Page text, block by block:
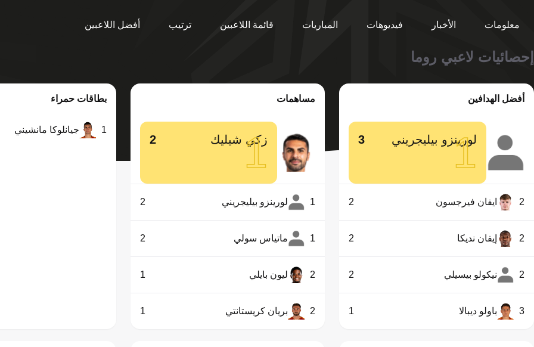
معلومات الأخبار فيديوهات المباريات قائمة اللاعبين ترتيب أفضل اللاعبين
إحصائيات لاعبي روما
أفضل الهدافين
1
لورينزو بيليجريني 3
2 ايفان فيرجسون 2
2 إيفان نديكا 2
2 نيكولو بيسيلي 2
3 باولو ديبالا 1
مساهمات
1
زكي شيليك 2
1 لورينزو بيليجريني 2
1 ماتياس سولي 2
2 ليون بايلي 1
2 بريان كريستانتي 1
بطاقات حمراء
1 جيانلوكا مانشيني